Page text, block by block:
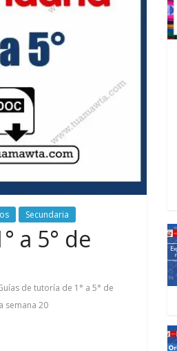
Secundaria
a 5° de
de tutoría de 1° a 5° de
semana 20